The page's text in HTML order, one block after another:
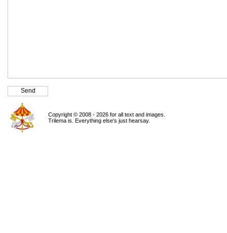
Copyright © 2008 - 2026 for all text and images.
Trilema is. Everything else's just hearsay.